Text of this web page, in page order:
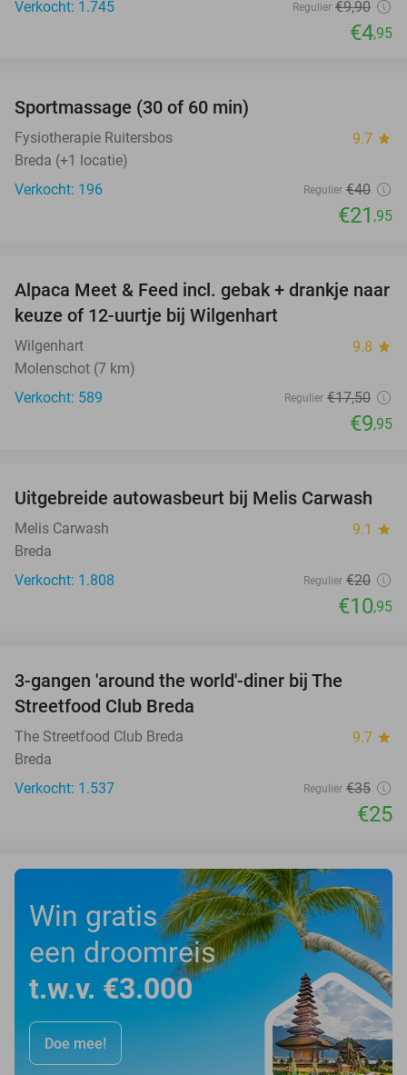
Verkocht: 1.745 Regulier €9,90
€4,95
Sportmassage (30 of 60 min)
Fysiotherapie Ruitersbos 9.7 star
Breda (+1 locatie)
Verkocht: 196
Regulier €40
€21 ,95
43%
Alpaca Meet & Feed incl. gebak + drankje naar
keuze of 12-uurtje bij Wilgenhart
Wilgenhart 9.8 star
Molenschot (7 km)
Verkocht: 589
Regulier €17,50
€9,95
45%
Uitgebreide autowasbeurt bij Melis Carwash
Melis Carwash 9.1 star
Breda
Verkocht: 1.808
Regulier €20
€10,95
3-gangen 'around the world'-diner bij The
Streetfood Club Breda
The Streetfood Club Breda 9.7 star
Breda
Verkocht: 1.537
Regulier €35
€25
Win gratis
een droomreis
t.w.v. €3.000
Doe mee!